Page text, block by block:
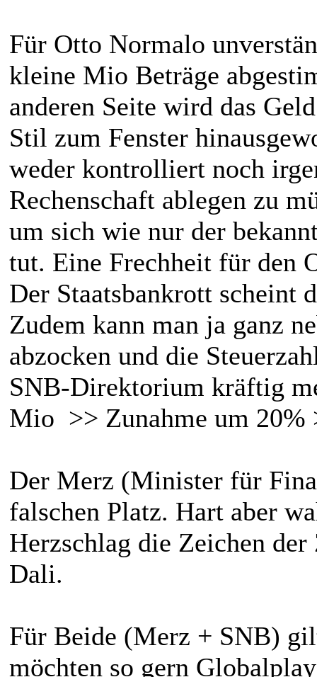
Für Otto Normalo
kleine Mio Beträge
anderen Seite wird das
Stil zum Fenster
weder kontrolliert noch
Rechenschaft ablegen zu
um sich wie nur der
tut. Eine Frechheit für den
Der Staatsbankrott scheint
Zudem kann man ja ganz
abzocken und die
SNB-Direktorium kräftig
Mio >> Zunahme um 20%
Der Merz (Minister für
falschen Platz. Hart aber
Herzschlag die Zeichen
Dali.
Für Beide (Merz + SNB)
möchten so gern